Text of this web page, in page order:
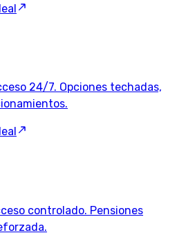
24/7. Opciones techadas,
controlado. Pensiones